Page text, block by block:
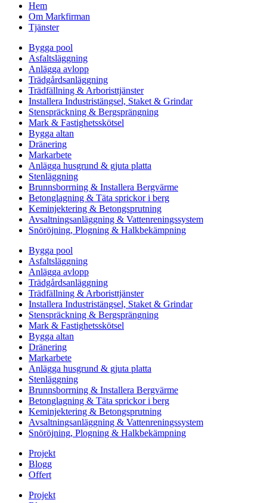
Hem
Om Markfirman
Tjänster
Bygga pool
Asfaltsläggning
Anlägga avlopp
Trädgårdsanläggning
Trädfällning & Arboristtjänster
Installera Industristängsel, Staket & Grindar
Stenspräckning & Bergsprängning
Mark & Fastighetsskötsel
Bygga altan
Dränering
Markarbete
Anlägga husgrund & gjuta platta
Stenläggning
Brunnsborrning & Installera Bergvärme
Betonglagning & Täta sprickor i berg
Keminjektering & Betongsprutning
Avsaltningsanläggning & Vattenreningssystem
Snöröjning, Plogning & Halkbekämpning
Bygga pool
Asfaltsläggning
Anlägga avlopp
Trädgårdsanläggning
Trädfällning & Arboristtjänster
Installera Industristängsel, Staket & Grindar
Stenspräckning & Bergsprängning
Mark & Fastighetsskötsel
Bygga altan
Dränering
Markarbete
Anlägga husgrund & gjuta platta
Stenläggning
Brunnsborrning & Installera Bergvärme
Betonglagning & Täta sprickor i berg
Keminjektering & Betongsprutning
Avsaltningsanläggning & Vattenreningssystem
Snöröjning, Plogning & Halkbekämpning
Projekt
Blogg
Offert
Projekt